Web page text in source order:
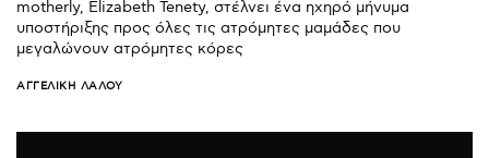
motherly, Elizabeth Tenety, στέλνει ένα ηχηρό μήνυμα
υποστήριξης προς όλες τις ατρόμητες μαμάδες που
μεγαλώνουν ατρόμητες κόρες
ΑΓΓΕΛΙΚΉ ΛΆΛΟΥ